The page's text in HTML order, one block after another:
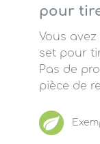
pour
Vous
set pour
Pas de
pièce de